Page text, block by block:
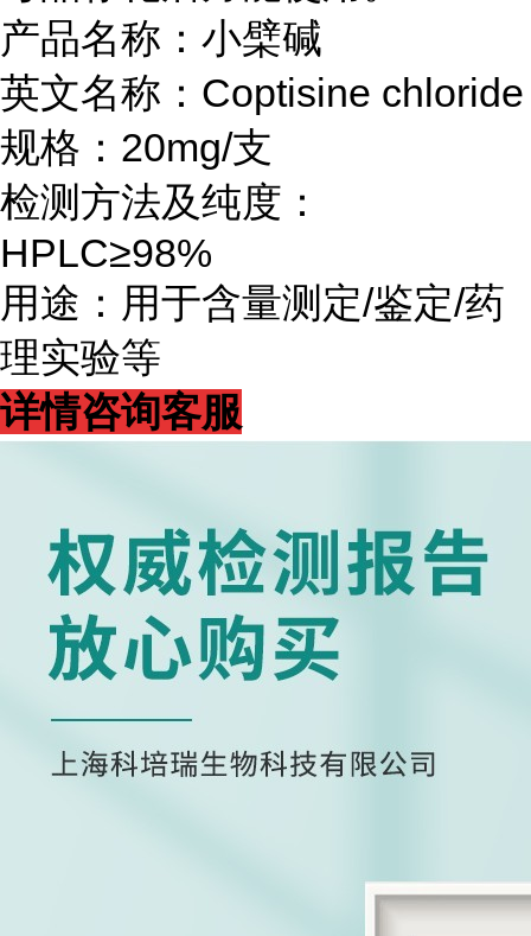
产品名称：小檗碱
英文名称：Coptisine chloride
规格：20mg/支
检测方法及纯度：
HPLC≥98%
用途：用于含量测定/鉴定/药
理实验等
详情咨询客服